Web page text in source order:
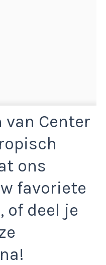
van Center
ons
favoriete
of deel je